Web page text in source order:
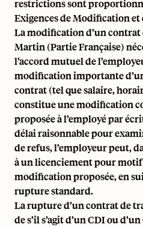
restrictions sont
Exigences de Modification
La modification d’un
Martin (Partie Française)
l’accord mutuel de
modification importante
contrat (tel que salaire,
constitue une modification
proposée à l’employé par
délai raisonnable pour
de refus, l’employeur peut,
à un licenciement pour
modification proposée, en
rupture standard.
La rupture d’un contrat de
de s’il s’agit d’un CDI ou